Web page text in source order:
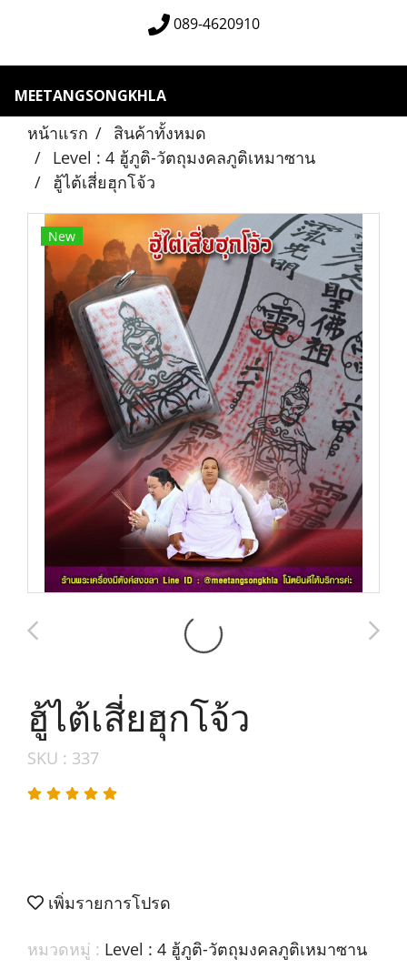
089-4620910
MEETANGSONGKHLA
หน้าแรก
สินค้าทั้งหมด
Level : 4 ฮู้ภูติ-วัตถุมงคลภูติเหมาซาน
ฮู้ไต้เสี่ยฮุกโจ้ว
New
ฮู้ไต้เสี่ยฮุกโจ้ว
SKU : 337
เพิ่มรายการโปรด
หมวดหมู่ : Level : 4 ฮู้ภูติ-วัตถุมงคลภูติเหมาซาน